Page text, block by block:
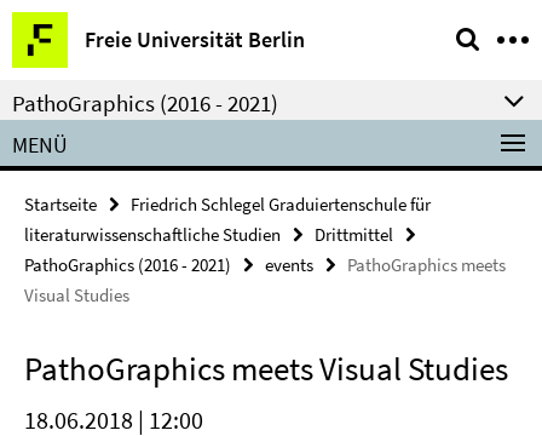
Springe
direkt
zu
Inhalt
Freie Universität Berlin
Service-
Navigation
PathoGraphics (2016 - 2021)
MENÜ
Startseite
Friedrich Schlegel Graduiertenschule für
literaturwissenschaftliche Studien
Drittmittel
PathoGraphics (2016 - 2021)
events
PathoGraphics meets
Visual Studies
PathoGraphics meets Visual Studies
18.06.2018 | 12:00